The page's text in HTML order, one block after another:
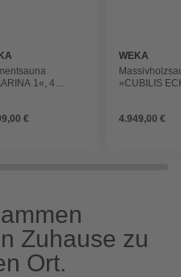
1«, 4
€
WEKA
»CUBILIS
Steuerung
4.949,00 €
Zuhause zu
Ort.